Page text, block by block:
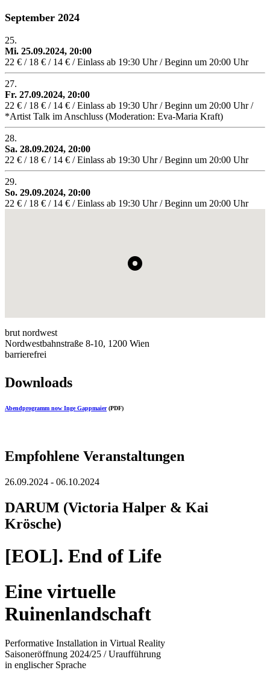
September 2024
25.
Mi. 25.09.2024, 20:00
22 € / 18 € / 14 € / Einlass ab 19:30 Uhr / Beginn um 20:00 Uhr
27.
Fr. 27.09.2024, 20:00
22 € / 18 € / 14 € / Einlass ab 19:30 Uhr / Beginn um 20:00 Uhr /
*Artist Talk im Anschluss (Moderation: Eva-Maria Kraft)
28.
Sa. 28.09.2024, 20:00
22 € / 18 € / 14 € / Einlass ab 19:30 Uhr / Beginn um 20:00 Uhr
29.
So. 29.09.2024, 20:00
22 € / 18 € / 14 € / Einlass ab 19:30 Uhr / Beginn um 20:00 Uhr
brut nordwest
Nordwestbahnstraße 8-10, 1200 Wien
barrierefrei
Downloads
Abendprogramm now Inge Gappmaier(PDF)
Empfohlene Veranstaltungen
26.09.2024 - 06.10.2024
DARUM (Victoria Halper & Kai
Krösche)
[EOL]. End of Life
Eine virtuelle
Ruinenlandschaft
Performative Installation in Virtual Reality
Saisoneröffnung 2024/25 / Uraufführung
in englischer Sprache